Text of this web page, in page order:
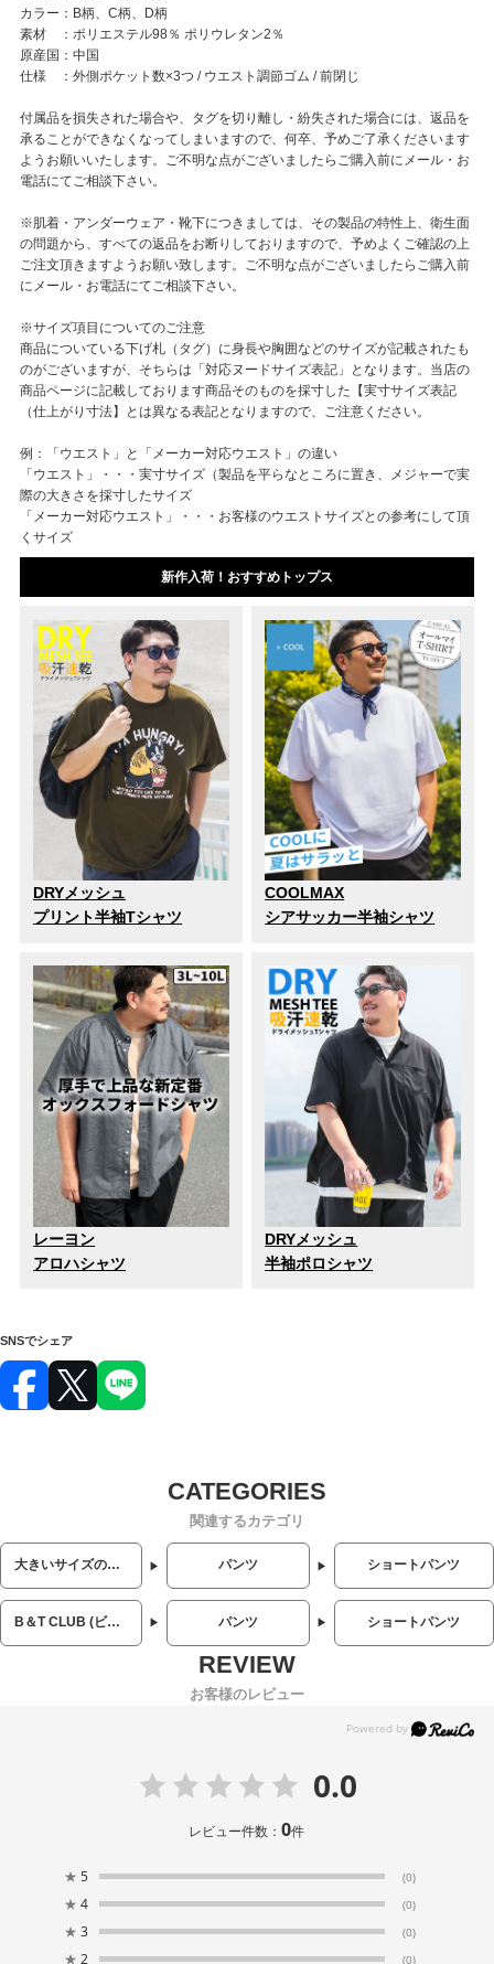
カラー：B柄、C柄、D柄
素材 ：ポリエステル98％ ポリウレタン2％
原産国：中国
仕様 ：外側ポケット数×3つ / ウエスト調節ゴム / 前閉じ
付属品を損失された場合や、タグを切り離し・紛失された場合には、返品を
承ることができなくなってしまいますので、何卒、予めご了承くださいます
ようお願いいたします。ご不明な点がございましたらご購入前にメール・お
電話にてご相談下さい。
※肌着・アンダーウェア・靴下につきましては、その製品の特性上、衛生面
の問題から、すべての返品をお断りしておりますので、予めよくご確認の上
ご注文頂きますようお願い致します。ご不明な点がございましたらご購入前
にメール・お電話にてご相談下さい。
※サイズ項目についてのご注意
商品についている下げ札（タグ）に身長や胸囲などのサイズが記載されたも
のがございますが、そちらは「対応ヌードサイズ表記」となります。当店の
商品ページに記載しております商品そのものを採寸した【実寸サイズ表記
（仕上がり寸法】とは異なる表記となりますので、ご注意ください。
例：「ウエスト」と「メーカー対応ウエスト」の違い
「ウエスト」・・・実寸サイズ（製品を平らなところに置き、メジャーで実
際の大きさを採寸したサイズ
「メーカー対応ウエスト」・・・お客様のウエストサイズとの参考にして頂
くサイズ
新作入荷！おすすめトップス
DRYメッシュ
プリント半袖Tシャツ
COOLMAX
シアサッカー半袖シャツ
レーヨン
アロハシャツ
DRYメッシュ
半袖ポロシャツ
SNSでシェア
関連するカテゴリ
大きいサイズのメンズ服 パンツ ショートパンツ
B＆T CLUB (ビーアンドティークラブ) パンツ ショートパンツ
お客様のレビュー
0.0
レビュー件数：0件
★ 5 (0)
★ 4 (0)
★ 3 (0)
★ 2 (0)